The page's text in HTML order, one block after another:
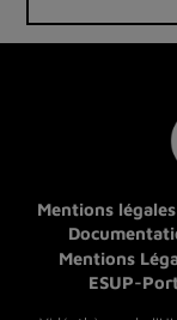
Mentions légales
Mentions
ESUP-